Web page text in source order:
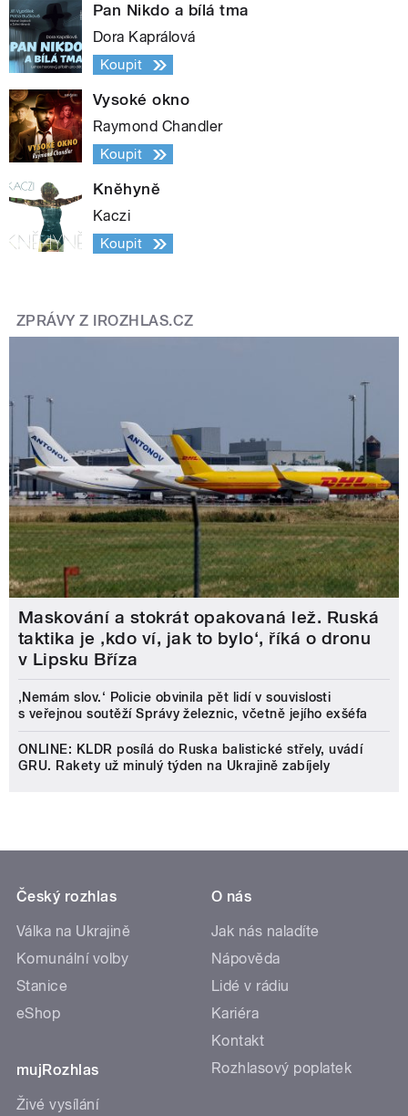
Pan Nikdo a bílá tma
Dora Kaprálová
Koupit
Vysoké okno
Raymond Chandler
Koupit
Kněhyně
Kaczi
Koupit
ZPRÁVY Z IROZHLAS.CZ
Maskování a stokrát opakovaná lež. Ruská
taktika je ‚kdo ví, jak to bylo‘, říká o dronu
v Lipsku Bříza
‚Nemám slov.‘ Policie obvinila pět lidí v souvislosti
s veřejnou soutěží Správy železnic, včetně jejího exšéfa
ONLINE: KLDR posílá do Ruska balistické střely, uvádí
GRU. Rakety už minulý týden na Ukrajině zabíjely
Český rozhlas
Válka na Ukrajině
Komunální volby
Stanice
eShop
mujRozhlas
Živé vysílání
O nás
Jak nás naladíte
Nápověda
Lidé v rádiu
Kariéra
Kontakt
Rozhlasový poplatek